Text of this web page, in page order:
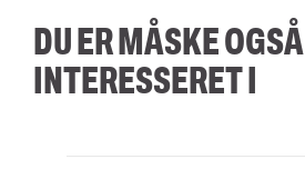
DU ER MÅSKE OGSÅ
INTERESSERET I